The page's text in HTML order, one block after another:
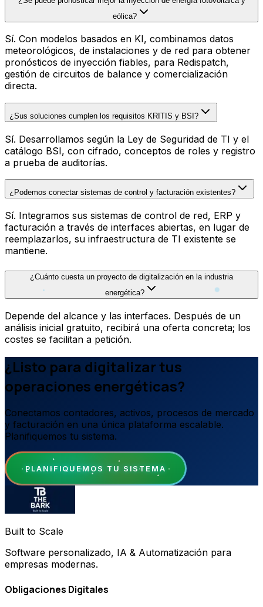
eólica?
Sí. Con modelos basados en KI, combinamos datos
meteorológicos, de instalaciones y de red para obtener
pronósticos de inyección fiables, para Redispatch,
gestión de circuitos de balance y comercialización
directa.
¿Sus soluciones cumplen los requisitos KRITIS y BSI?
Sí. Desarrollamos según la Ley de Seguridad de TI y el
catálogo BSI, con cifrado, conceptos de roles y registro
a prueba de auditorías.
¿Podemos conectar sistemas de control y facturación existentes?
Sí. Integramos sus sistemas de control de red, ERP y
facturación a través de interfaces abiertas, en lugar de
reemplazarlos, su infraestructura de TI existente se
mantiene.
¿Cuánto cuesta un proyecto de digitalización en la industria
energética?
Depende del alcance y las interfaces. Después de un
análisis inicial gratuito, recibirá una oferta concreta; los
costes se facilitan a petición.
¿Listo para digitalizar tus
operaciones energéticas?
Conectamos contadores, activos, procesos de mercado
y facturación en una única plataforma escalable.
Planifiquemos tu sistema.
PLANIFIQUEMOS TU SISTEMA
Built to Scale
Software personalizado, IA & Automatización para
empresas modernas.
Obligaciones Digitales